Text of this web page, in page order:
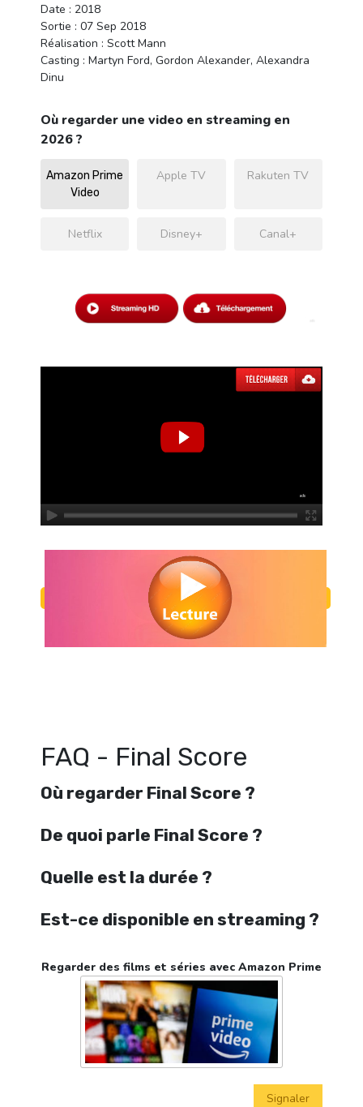
Date : 2018
Sortie : 07 Sep 2018
Réalisation : Scott Mann
Casting : Martyn Ford, Gordon Alexander, Alexandra
Dinu
Où regarder une video en streaming en
2026 ?
Amazon Prime
Video
Apple TV Rakuten TV
Netflix Disney+ Canal+
FAQ - Final Score
Où regarder Final Score ?
De quoi parle Final Score ?
Quelle est la durée ?
Est-ce disponible en streaming ?
Regarder des films et séries avec Amazon Prime
Signaler